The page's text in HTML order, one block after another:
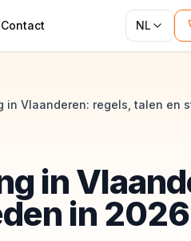
Contact NL
in
in 2026